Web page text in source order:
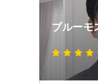
ブルーモ